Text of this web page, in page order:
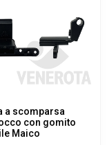
a scomparsa
con gomito
Maico